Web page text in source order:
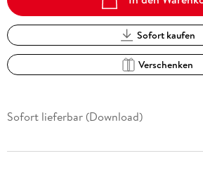
Sofort kaufen
Verschenken
Sofort lieferbar (Download)